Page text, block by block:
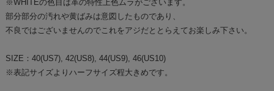
※WHITEの色目は革の特性上色ムラがございます。
部分部分の汚れや黄ばみは意図したものであり、
不良ではございませんのでこれをアジだととらえてお楽しみ下さい。
SIZE：40(US7), 42(US8), 44(US9), 46(US10)
※表記サイズよりハーフサイズ程大きめです。